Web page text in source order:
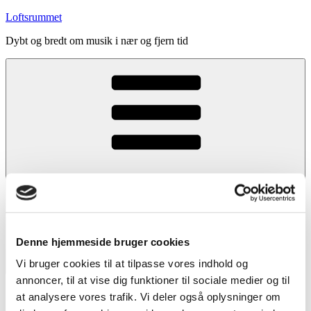
Denne hjemmeside bruger cookies
Vi bruger cookies til at tilpasse vores indhold og
annoncer, til at vise dig funktioner til sociale medier og til
at analysere vores trafik. Vi deler også oplysninger om
Videre
indhold
Loftsrummet
Dybt og bredt om musik i nær og fjern tid
Forside
Indhold